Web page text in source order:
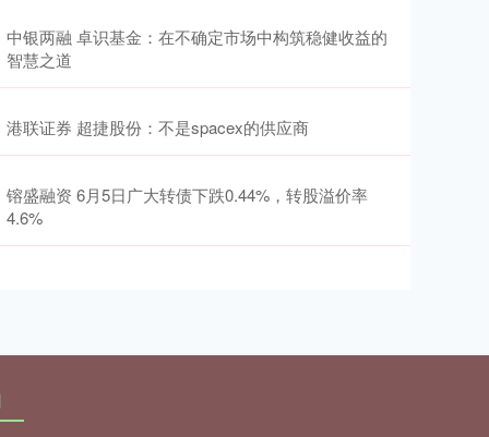
中银两融 卓识基金：在不确定市场中构筑稳健收益的
智慧之道
港联证券 超捷股份：不是spacex的供应商
镕盛融资 6月5日广大转债下跌0.44%，转股溢价率
4.6%